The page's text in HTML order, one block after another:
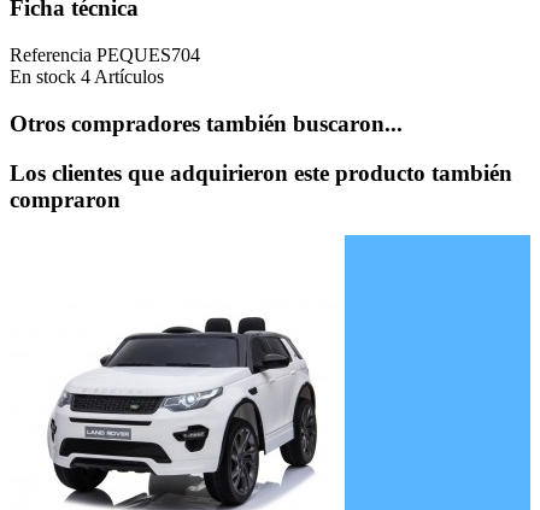
Ficha técnica
Referencia PEQUES704
En stock 4 Artículos
Otros compradores también buscaron...
Los clientes que adquirieron este producto también
compraron